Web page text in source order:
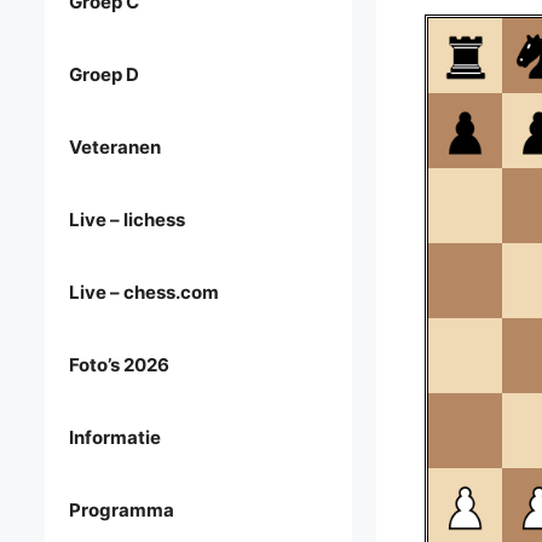
Groep D
Veteranen
Live – lichess
Live – chess.com
Foto’s 2026
Informatie
Programma